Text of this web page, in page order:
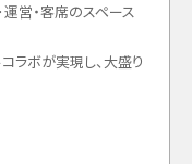
営・客席のスペース
ラボが実現し、大盛り